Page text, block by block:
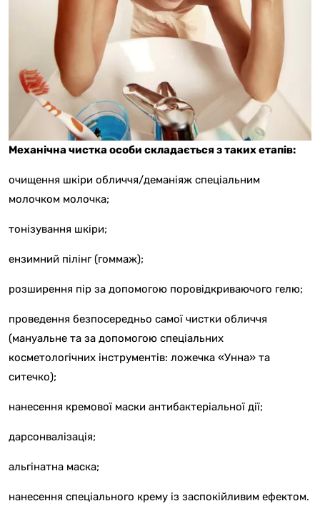
Механічна чистка особи складається з таких етапів:
очищення шкіри обличчя/деманіяж спеціальним
молочком молочка;
тонізування шкіри;
ензимний пілінг (гоммаж);
розширення пір за допомогою поровідкриваючого гелю;
проведення безпосередньо самої чистки обличчя
(мануальне та за допомогою спеціальних
косметологічних інструментів: ложечка «Унна» та
ситечко);
нанесення кремової маски антибактеріальної дії;
дарсонвалізація;
альгінатна маска;
нанесення спеціального крему із заспокійливим ефектом.